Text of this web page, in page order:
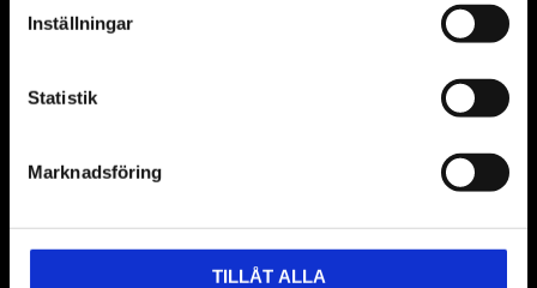
Inställningar
Statistik
Marknadsföring
TILLÅT ALLA
VÅRA LEVERANTÖRER
Våra främsta leverantörer är KS Tools verktyg, ATH billyftar
& däckmaskiner och Master luftmaskiner. Kontakta oss
gärna om vad som helst då vi gör vårt yttersta för att hjälpa